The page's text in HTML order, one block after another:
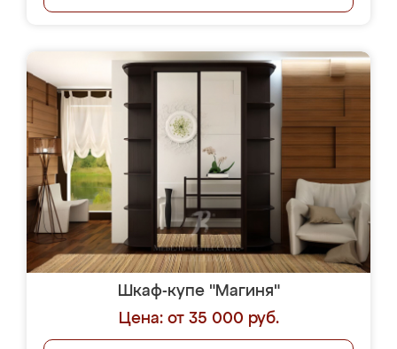
Шкаф-купе "Магиня"
Цена: от 35 000 руб.